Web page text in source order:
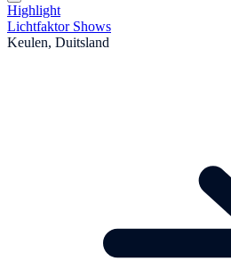
Highlight
Lichtfaktor Shows
Keulen, Duitsland